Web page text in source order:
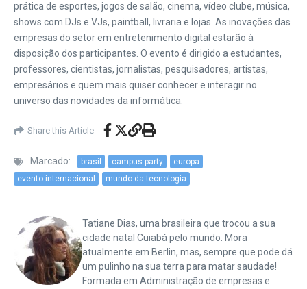
prática de esportes, jogos de salão, cinema, vídeo clube, música,
shows com DJs e VJs, paintball, livraria e lojas. As inovações das
empresas do setor em entretenimento digital estarão à
disposição dos participantes. O evento é dirigido a estudantes,
professores, cientistas, jornalistas, pesquisadores, artistas,
empresários e quem mais quiser conhecer e interagir no
universo das novidades da informática.
Share this Article
Marcado: brasil campus party
europa
evento internacional
mundo da tecnologia
Tatiane Dias, uma brasileira que trocou a sua
cidade natal Cuiabá pelo mundo. Mora
atualmente em Berlin, mas, sempre que pode dá
um pulinho na sua terra para matar saudade!
Formada em Administração de empresas e